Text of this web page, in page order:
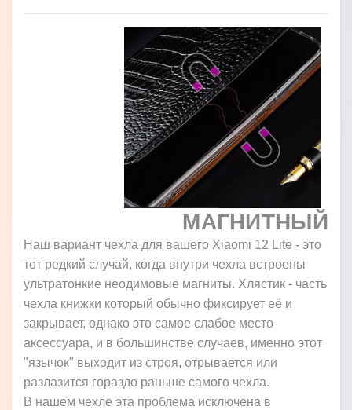
МАГНИТНЫЙ
Наш вариант чехла для вашего Xiaomi 12 Lite - это
тот редкий случай, когда внутри чехла встроены
ультратонкие неодимовые магниты. Хлястик - часть
чехла книжки который обычно фиксирует её и
закрывает, однако это самое слабое место
аксессуара, и в большинстве случаев, именно этот
"язычок" выходит из строя, отрывается или
разлазится гораздо раньше самого чехла.
В нашем чехле эта проблема исключена в